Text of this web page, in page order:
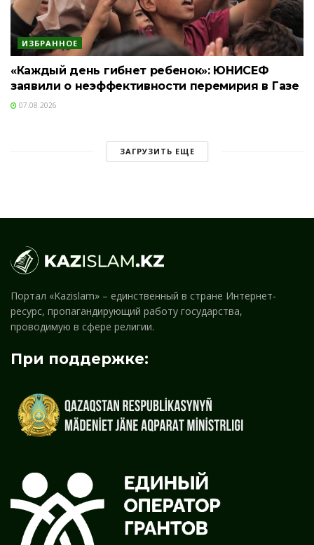
ИЗБРАННОЕ
«Каждый день гибнет ребенок»: ЮНИСЕФ
заявили о неэффективности перемирия в Газе
07.08.2026
ЗАГРУЗИТЬ ЕЩЕ
Портал «Kazislam» – единственный в стране Интернет-
ресурс, пропагандирующий работу государства,
проводимую в сфере религии.
При поддержке: